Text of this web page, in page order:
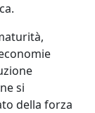
si
della forza